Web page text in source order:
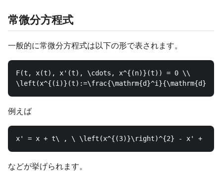
常微分方程式
一般的に常微分方程式は以下の形で表されます。
F(t, x(t), x'(t), \cdots, x^{(n)}(t)) = 0 \\
例えば
などが挙げられます。